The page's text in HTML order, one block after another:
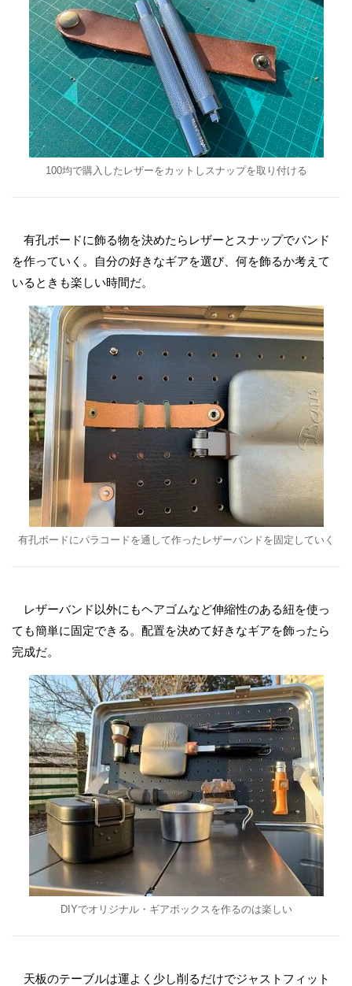
100均で購入したレザーをカットしスナップを取り付ける
有孔ボードに飾る物を決めたらレザーとスナップでバンド
を作っていく。自分の好きなギアを選び、何を飾るか考えて
いるときも楽しい時間だ。
有孔ボードにパラコードを通して作ったレザーバンドを固定していく
レザーバンド以外にもヘアゴムなど伸縮性のある紐を使っ
ても簡単に固定できる。配置を決めて好きなギアを飾ったら
完成だ。
DIYでオリジナル・ギアボックスを作るのは楽しい
天板のテーブルは運よく少し削るだけでジャストフィット